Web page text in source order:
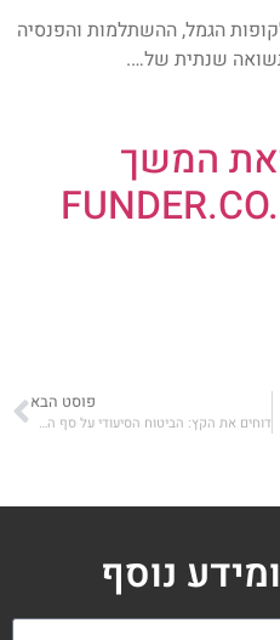
הגמל, ההשתלמות והפנסיה
המשך
פוסט הבא
דוחים את הקץ: הביטוח הסיעודי על סף התהום
נוסף